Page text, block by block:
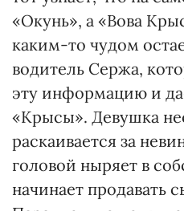
«Окунь», а «Вова
каким-то чудом
водитель Сержа,
эту информацию и
«Крысы». Девушка
раскаивается за
головой ныряет в
начинает продавать